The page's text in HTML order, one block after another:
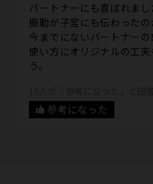
パートナーにも喜ばれまし
振動が子宮にも伝わったの
今までにないパートナーの
使い方にオリジナルの工
う。
参考になった